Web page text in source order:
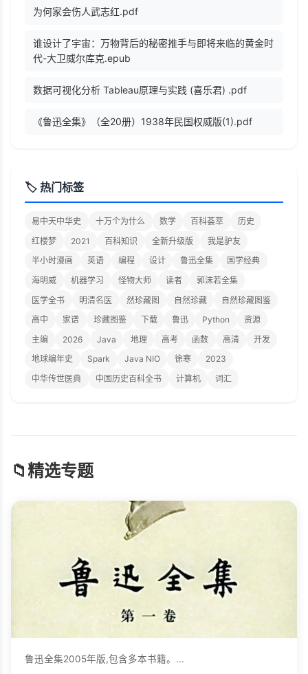
为何家会伤人武志红.pdf
谁设计了宇宙：万物背后的秘密推手与即将来临的黄金时
代-大卫威尔库克.epub
数据可视化分析 Tableau原理与实践 (喜乐君) .pdf
《鲁迅全集》（全20册）1938年民国权威版(1).pdf
🏷️ 热门标签
易中天中华史 十万个为什么 数学 百科荟萃
历史
红楼梦
2021 百科知识 全新升级版
我是驴友
半小时漫画
英语 编程 设计 鲁迅全集
国学经典
海明威
机器学习 怪物大师 读者
郭沫若全集
医学全书
明清名医 然珍藏图 自然珍藏
自然珍藏图鉴
高中
家谱 珍藏图鉴 下载 鲁迅 Python
资源
主编
2026 Java 地理 高考 函数 高清
开发
地球编年史
Spark Java NIO 徐寒
2023
中华传世医典
中国历史百科全书 计算机 词汇
📁精选专题
鲁迅全集2005年版,包含多本书籍。...